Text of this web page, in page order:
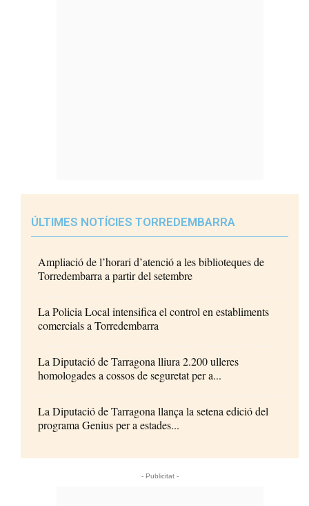
ÚLTIMES NOTÍCIES TORREDEMBARRA
Ampliació de l’horari d’atenció a les biblioteques de
Torredembarra a partir del setembre
La Policia Local intensifica el control en establiments
comercials a Torredembarra
La Diputació de Tarragona lliura 2.200 ulleres
homologades a cossos de seguretat per a...
La Diputació de Tarragona llança la setena edició del
programa Genius per a estades...
- Publicitat -